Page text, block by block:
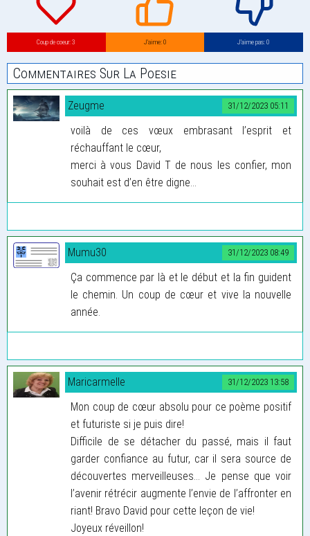
Coup de coeur: 3 J’aime: 0 J’aime pas: 0
Commentaires Sur La Poesie
31/12/2023 05:11
Zeugme
voilà de ces vœux embrasant l’esprit et
réchauffant le cœur,
merci à vous David T de nous les confier, mon
souhait est d’en être digne...
31/12/2023 08:49
Mumu30
Ça commence par là et le début et la fin guident
le chemin. Un coup de cœur et vive la nouvelle
année.
31/12/2023 13:58
Maricarmelle
Mon coup de cœur absolu pour ce poème positif
et futuriste si je puis dire!
Difficile de se détacher du passé, mais il faut
garder confiance au futur, car il sera source de
découvertes merveilleuses… Je pense que voir
l’avenir rétrécir augmente l’envie de l’affronter en
riant! Bravo David pour cette leçon de vie!
Joyeux réveillon!